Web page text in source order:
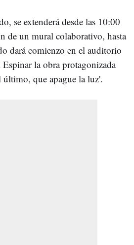
se extenderá desde las 10:00
de un mural colaborativo, hasta
dará comienzo en el auditorio
la obra protagonizada
que apague la luz'.